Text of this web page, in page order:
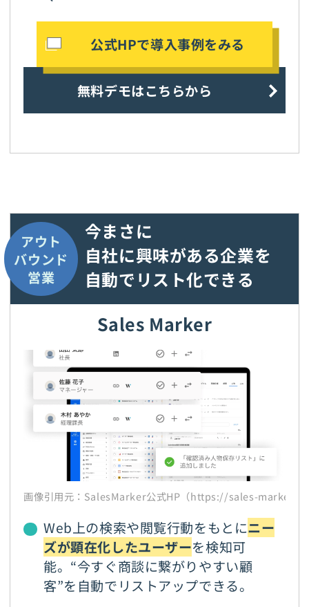
公式HPで導入事例をみる
無料デモはこちらから
アウト
バウンド
営業
今まさに
自社に興味がある企業を
自動でリスト化できる
Sales Marker
画像引用元：SalesMarker公式HP（https://sales-
Web上の検索や閲覧行動をもとにニー
ズが顕在化したユーザーを検知可
能。“今すぐ商談に繋がりやすい顧
客”を自動でリストアップできる。